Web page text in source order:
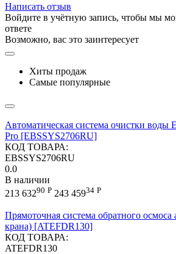
Написать отзыв
Войдите в учётную запись, чтобы мы
ответе
Возможно, вас это заинтересует
Хиты продаж
Самые популярные
Автоматическая система очистки
Pro [EBSSYS2706RU]
КОД ТОВАРА:
EBSSYS2706RU
0.0
В наличии
213 63290 Р 243 45934 Р
Прямоточная система обратного
крана) [ATEFDR130]
КОД ТОВАРА:
ATEFDR130